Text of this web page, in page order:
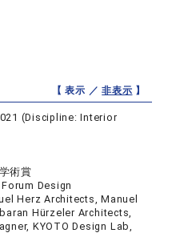
【 表示 ／非表示 】
(Discipline: Interior
術賞
Design
Herz Architects, Manuel
Hürzeler Architects,
KYOTO Design Lab,